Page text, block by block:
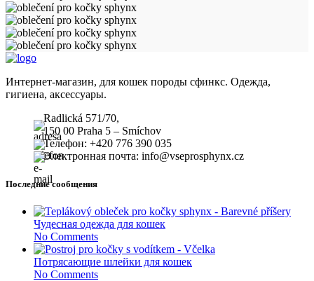
Интернет-магазин, для кошек породы сфинкс. Одежда,
гигиена, аксессуары.
Radlická 571/70,
150 00 Praha 5 – Smíchov
Телефон: +420 776 390 035
Электронная почта: info@vseprosphynx.cz
Последние сообщения
Чудесная одежда для кошек
No Comments
Потрясающие шлейки для кошек
No Comments